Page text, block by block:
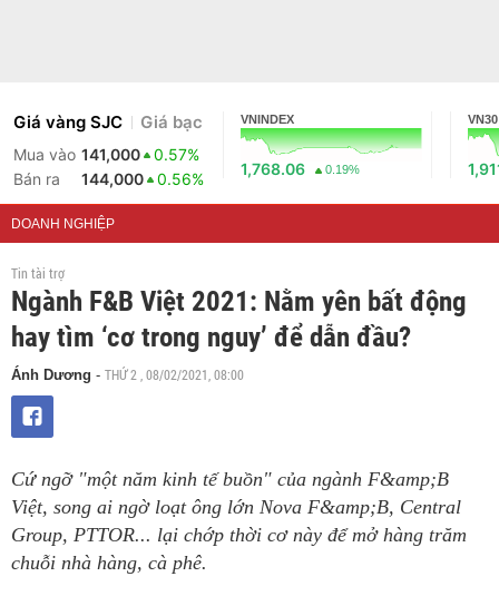
Giá vàng SJC Giá bạc
Mua vào 141,000
0.57%
Bán ra
144,000 0.56%
VNINDEX
1,768.06 0.19%
VN30
DOANH NGHIỆP
Tin tài trợ
Ngành F&B Việt 2021: Nằm yên bất động
hay tìm ‘cơ trong nguy’ để dẫn đầu?
Ánh Dương - THỨ 2 , 08/02/2021, 08:00
Cứ ngỡ "một năm kinh tế buồn" của ngành F&amp;B
Việt, song ai ngờ loạt ông lớn Nova F&amp;B, Central
Group, PTTOR... lại chớp thời cơ này để mở hàng trăm
chuỗi nhà hàng, cà phê.